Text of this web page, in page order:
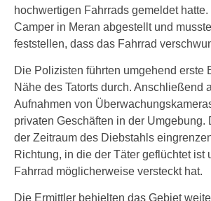
hochwertigen Fahrrads gemeldet
Camper in Meran abgestellt und
feststellen, dass das Fahrrad
Die Polizisten führten umgehend erste
Nähe des Tatorts durch. Anschließend
Aufnahmen von
privaten Geschäften in der Umgebung.
der Zeitraum des Diebstahls
Richtung, in die der Täter geflüchtet ist
Fahrrad möglicherweise versteckt hat.
Die Ermittler behielten das Gebiet